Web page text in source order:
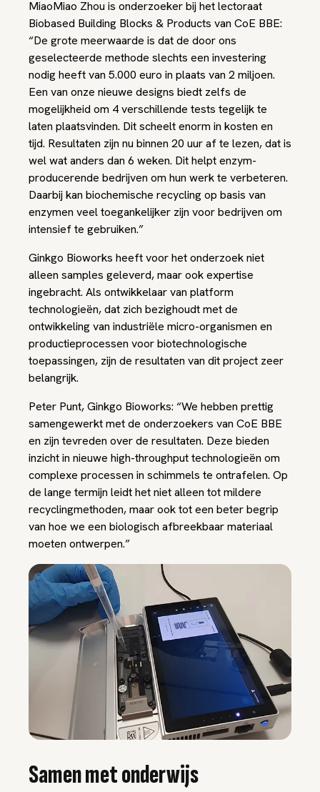
MiaoMiao Zhou is onderzoeker bij het lectoraat
Biobased Building Blocks & Products van CoE BBE:
“De grote meerwaarde is dat de door ons
geselecteerde methode slechts een investering
nodig heeft van 5.000 euro in plaats van 2 miljoen.
Een van onze nieuwe designs biedt zelfs de
mogelijkheid om 4 verschillende tests tegelijk te
laten plaatsvinden. Dit scheelt enorm in kosten en
tijd. Resultaten zijn nu binnen 20 uur af te lezen, dat is
wel wat anders dan 6 weken. Dit helpt enzym-
producerende bedrijven om hun werk te verbeteren.
Daarbij kan biochemische recycling op basis van
enzymen veel toegankelijker zijn voor bedrijven om
intensief te gebruiken.”
Ginkgo Bioworks heeft voor het onderzoek niet
alleen samples geleverd, maar ook expertise
ingebracht. Als ontwikkelaar van platform
technologieën, dat zich bezighoudt met de
ontwikkeling van industriële micro-organismen en
productieprocessen voor biotechnologische
toepassingen, zijn de resultaten van dit project zeer
belangrijk.
Peter Punt, Ginkgo Bioworks: “We hebben prettig
samengewerkt met de onderzoekers van CoE BBE
en zijn tevreden over de resultaten. Deze bieden
inzicht in nieuwe high-throughput technologieën om
complexe processen in schimmels te ontrafelen. Op
de lange termijn leidt het niet alleen tot mildere
recyclingmethoden, maar ook tot een beter begrip
van hoe we een biologisch afbreekbaar materiaal
moeten ontwerpen.”
Samen met onderwijs